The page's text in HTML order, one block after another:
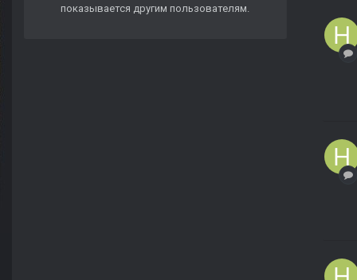
показывается другим пользователям.